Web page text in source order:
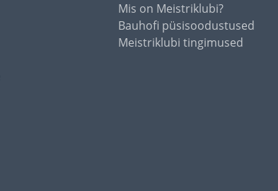
Mis on Meistriklubi?
Bauhofi püsisoodustused
Meistriklubi tingimused